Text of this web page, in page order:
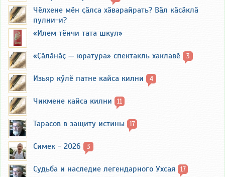
Чӗлхене мӗн ҫӑлса хӑварайрать? Вӑл кӑсӑклӑ
пулни-и?
«Илем тӗнчи тата шкул»
«Ҫӑлӑнӑҫ — юратура» спектакль хаклавӗ 3
Изьяр кӳлӗ патне кайса килни 4
Чикмене кайса килни 11
Тарасов в защиту истины 17
Симек - 2026 3
Судьба и наследие легендарного Ухсая 17